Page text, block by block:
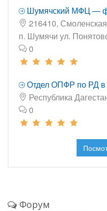
Шумячский МФЦ —
216410,
п. Шумячи ул.
0
Отдел ОПФР по РД в
Республика
0
Форум